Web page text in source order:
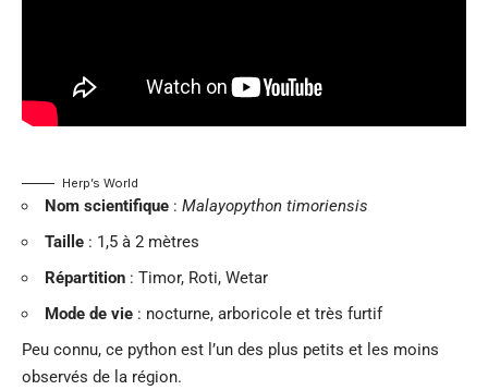
Herp’s World
Nom scientifique : Malayopython timoriensis
Taille : 1,5 à 2 mètres
Répartition : Timor, Roti, Wetar
Mode de vie : nocturne, arboricole et très furtif
Peu connu, ce python est l’un des plus petits et les moins
observés de la région.